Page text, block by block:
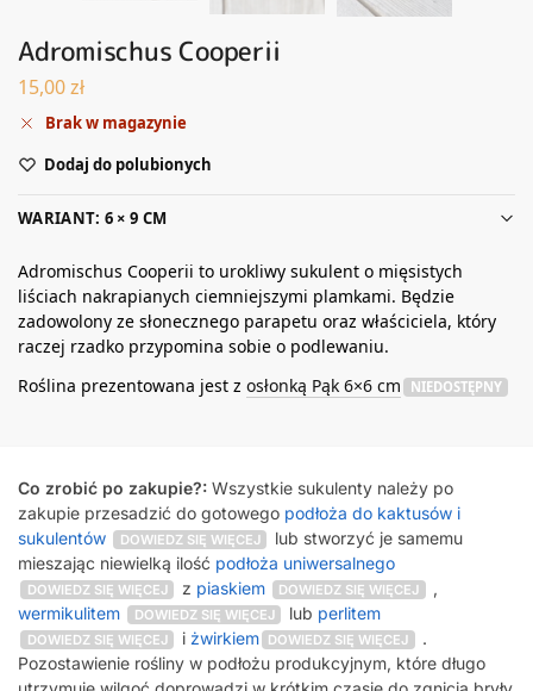
Adromischus Cooperii
15,00zł
Brak w magazynie
Dodaj do polubionych
WARIANT: 6 × 9 CM
Adromischus Cooperii to urokliwy sukulent o mięsistych
liściach nakrapianych ciemniejszymi plamkami. Będzie
zadowolony ze słonecznego parapetu oraz właściciela, który
raczej rzadko przypomina sobie o podlewaniu.
Roślina prezentowana jest z osłonką Pąk 6×6 cm NIEDOSTĘPNY
Co zrobić po zakupie?: Wszystkie sukulenty należy po
zakupie przesadzić do gotowego podłoża do kaktusów i
sukulentów
DOWIEDZ SIĘ WIĘCEJ
lub stworzyć je samemu
mieszając niewielką ilość podłoża uniwersalnego
DOWIEDZ SIĘ WIĘCEJ z piaskiem DOWIEDZ SIĘ WIĘCEJ
,
wermikulitem
DOWIEDZ SIĘ WIĘCEJ lub perlitem
DOWIEDZ SIĘ WIĘCEJ i żwirkiem DOWIEDZ SIĘ WIĘCEJ
.
Pozostawienie rośliny w podłożu produkcyjnym, które długo